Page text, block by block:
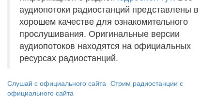
аудиопотоки радиостанций представлены в
хорошем качестве для ознакомительного
прослушивания. Оригинальные версии
аудиопотоков находятся на официальных
ресурсах радиостанций.
Слушай с официального сайта Стрим радиостанции с
официального сайта